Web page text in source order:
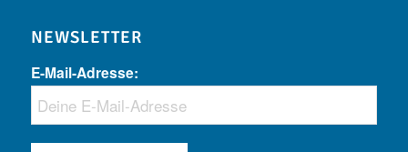
NEWSLETTER
E-Mail-Adresse: